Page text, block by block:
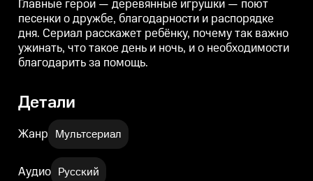
Главные герои — деревянные игрушки — поют
песенки о дружбе, благодарности и распорядке
дня. Сериал расскажет ребёнку, почему так важно
ужинать, что такое день и ночь, и о необходимости
благодарить за помощь.
Детали
Жанр Мультсериал
Аудио Русский